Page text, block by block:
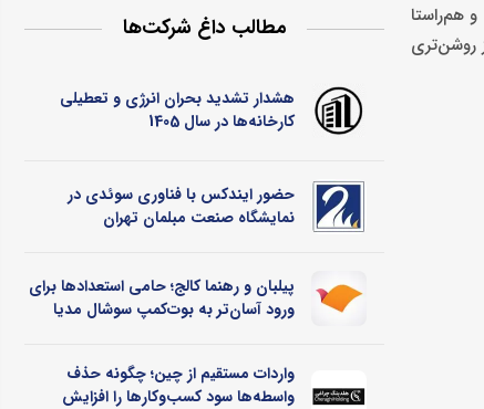
هم‌راستا
روشن‌تری
مطالب داغ شرکت‌ها
هشدار تشدید بحران انرژی و تعطیلی
کارخانه‌ها در سال 1405
حضور ایندکس با فناوری سوئدی در
نمایشگاه صنعت مبلمان تهران
پیلبان و رهنما کالج؛ حامی استعدادها برای
ورود آسان‌تر به بوت‌کمپ سوشال مدیا
واردات مستقیم از چین؛ چگونه حذف
واسطه‌ها سود کسب‌وکارها را افزایش